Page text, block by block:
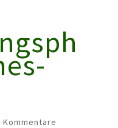
Kommentare